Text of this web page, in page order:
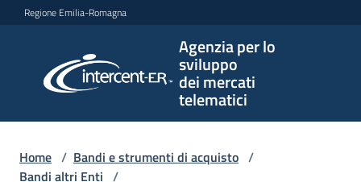
Vai al contenuto
Vai alla navigazione
Vai al footer
Regione Emilia-Romagna
Agenzia per lo
sviluppo
dei mercati
telematici
per lo
sviluppo
telematici
Home / Bandi e strumenti di acquisto /
Bandi altri Enti /